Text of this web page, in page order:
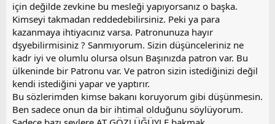
için değilde zevkine bu mesleği yapıyorsanız o başka.
Kimseyi takmadan reddedebilirsiniz. Peki ya para
kazanmaya ihtiyacınız varsa. Patronunuza hayır
dşyebilirmisiniz ? Sanmıyorum. Sizin düşünceleriniz ne
kadr iyi ve olumlu olursa olsun Başınızda patron var. Bu
ülkeninde bir Patronu var. Ve patron sizin istediğinizi değil
kendi istediğini yapar ve yaptırır.
Bu sözlerimden kimse bakanı koruyorum gibi düşünmesin.
Ben sadece onun da bir ihtimal olduğunu söylüyorum.